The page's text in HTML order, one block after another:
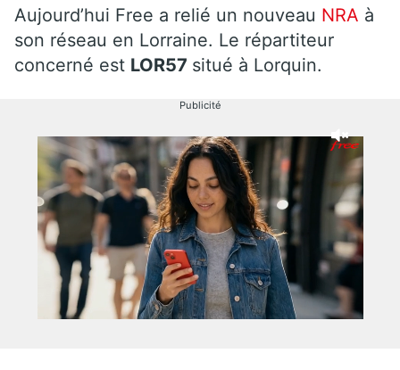
Aujourd’hui Free a relié un nouveau NRA à
son réseau en Lorraine. Le répartiteur
concerné est LOR57 situé à Lorquin.
Publicité